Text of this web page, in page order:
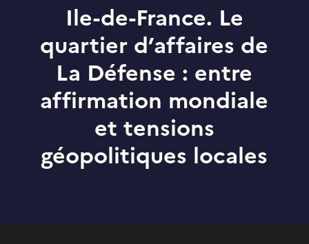
Ile-de-France. Le
quartier d’affaires de
La Défense : entre
affirmation mondiale
et tensions
géopolitiques locales